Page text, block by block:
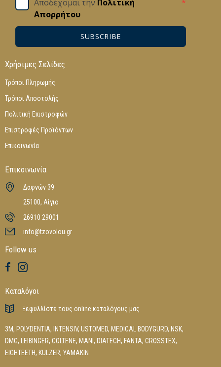
Αποδέχομαι την Πολιτική
Απορρήτου
*
SUBSCRIBE
Χρήσιμες Σελίδες
Τρόποι Πληρωμής
Τρόποι Αποστολής
Πολιτική Επιστροφών
Επιστροφές Προϊόντων
Επικοινωνία
Επικοινωνία
Δαφνών 39
25100, Αίγιο
26910 29001
info@tzovolou.gr
Follow us
Καταλόγοι
Ξεφυλλίστε τους online καταλόγους μας
3M, POLYDENTIA, INTENSIV, USTOMED, MEDICAL BODYGURD, NSK,
DMG, LEIBINGER, COLTENE, MANI, DIATECH, FANTA, CROSSTEX,
EIGHTEETH, KULZER, YAMAKIN